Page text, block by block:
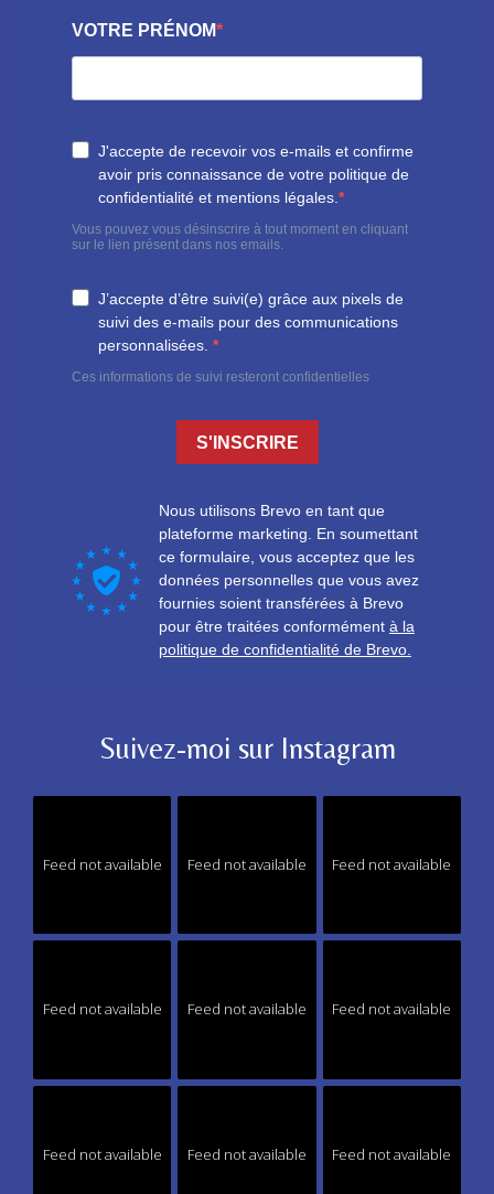
Suivez-moi sur Instagram
Feed not available Feed not available Feed not available
Feed not available Feed not available Feed not available
Feed not available Feed not available Feed not available